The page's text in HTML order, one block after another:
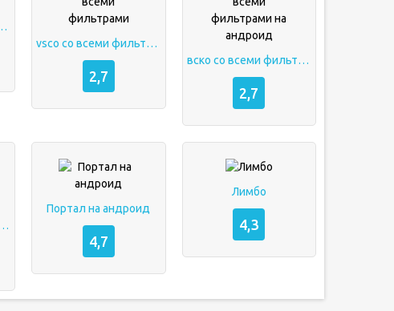
скинами
vsco со всеми фильтрами
2,7
вско со всеми фильтрами на андроид
2,7
на андроид
Портал на андроид
4,7
Лимбо
4,3